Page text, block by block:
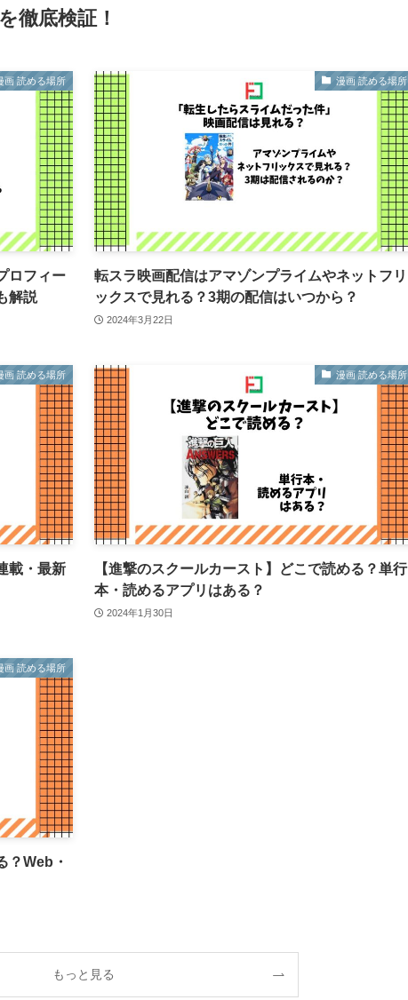
徹底検証！
画 読める場所
ロフィー
解説
漫画 読める場所
転スラ映画配信はアマゾンプライムやネットフリ
ックスで見れる？3期の配信はいつから？
2024年3月22日
画 読める場所
載・最新
漫画 読める場所
【進撃のスクールカースト】どこで読める？単行
本・読めるアプリはある？
2024年1月30日
画 読める場所
？Web・
もっと見る